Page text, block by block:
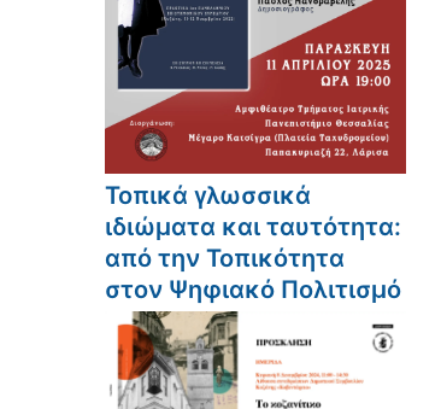
Τοπικά γλωσσικά
ιδιώματα και ταυτότητα:
από την Τοπικότητα
στον Ψηφιακό Πολιτισμό